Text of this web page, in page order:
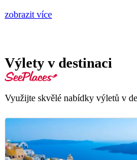
zobrazit více
Výlety v destinaci
Využijte skvělé nabídky výletů v